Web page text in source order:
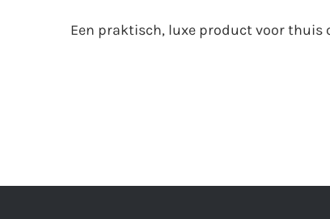
Een praktisch, luxe product voor thuis